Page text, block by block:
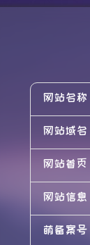
网站名称
网站域名
网站首页
网站信息
萌备案号